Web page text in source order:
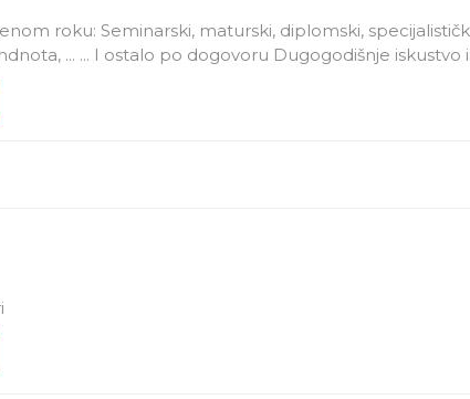
roku: Seminarski, maturski, diplomski,
... ... I ostalo po dogovoru Dugogodišnje